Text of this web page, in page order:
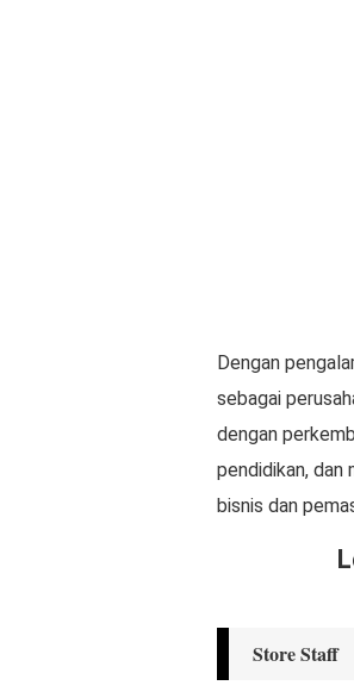
Dengan
sebagai
dengan
pendidikan, dan
bisnis dan
Store Staff